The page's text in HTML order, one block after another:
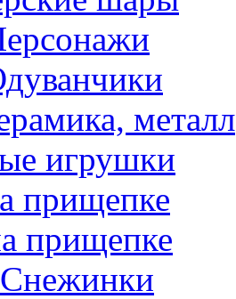
металл
игрушки
прищепке
прищепке